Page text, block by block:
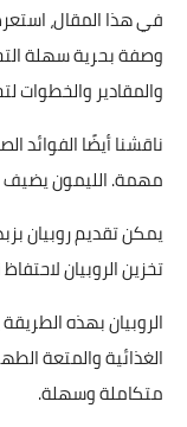
في هذا المقال،
وصفة بحرية سهلة
والمقادير والخطوات
ناقشنا أيضًا الفوائد
مهمة. الليمون
يمكن تقديم روبيان
تخزين الروبيان
الروبيان بهذه
الغذائية والمتعة
متكاملة وسهلة.